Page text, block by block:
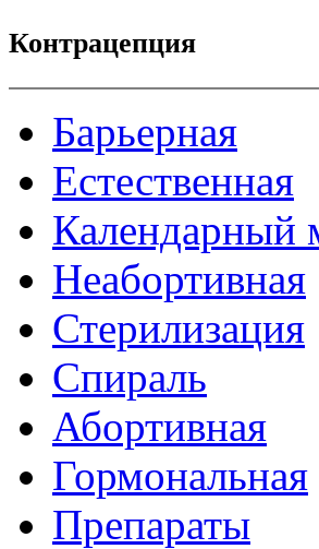
Контрацепция
Барьерная
Естественная
Календарный
Неабортивная
Стерилизация
Спираль
Абортивная
Гормональная
Препараты